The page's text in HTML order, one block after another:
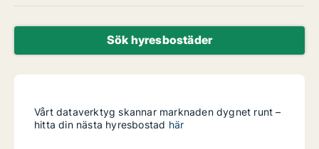
Sök hyresbostäder
Vårt dataverktyg skannar marknaden dygnet runt –
hitta din nästa hyresbostad här